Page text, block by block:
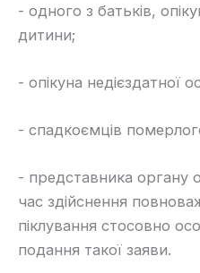
​- одного з батьків,
дитини;
​- опікуна недієздатної
​- спадкоємців
​- представника органу
час здійснення
піклування стосовно
подання такої заяви.